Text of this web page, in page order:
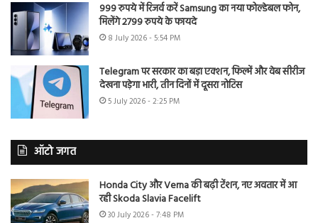
999 रुपये में रिजर्व करें Samsung का नया फोल्डेबल फोन,
मिलेंगे 2799 रुपये के फायदे
8 July 2026 - 5:54 PM
Telegram पर सरकार का बड़ा एक्शन, फिल्में और वेब सीरीज
देखना पड़ेगा भारी, तीन दिनों में दूसरा नोटिस
5 July 2026 - 2:25 PM
ऑटो जगत
Honda City और Verna की बढ़ी टेंशन, नए अवतार में आ
रही Skoda Slavia Facelift
30 July 2026 - 7:48 PM